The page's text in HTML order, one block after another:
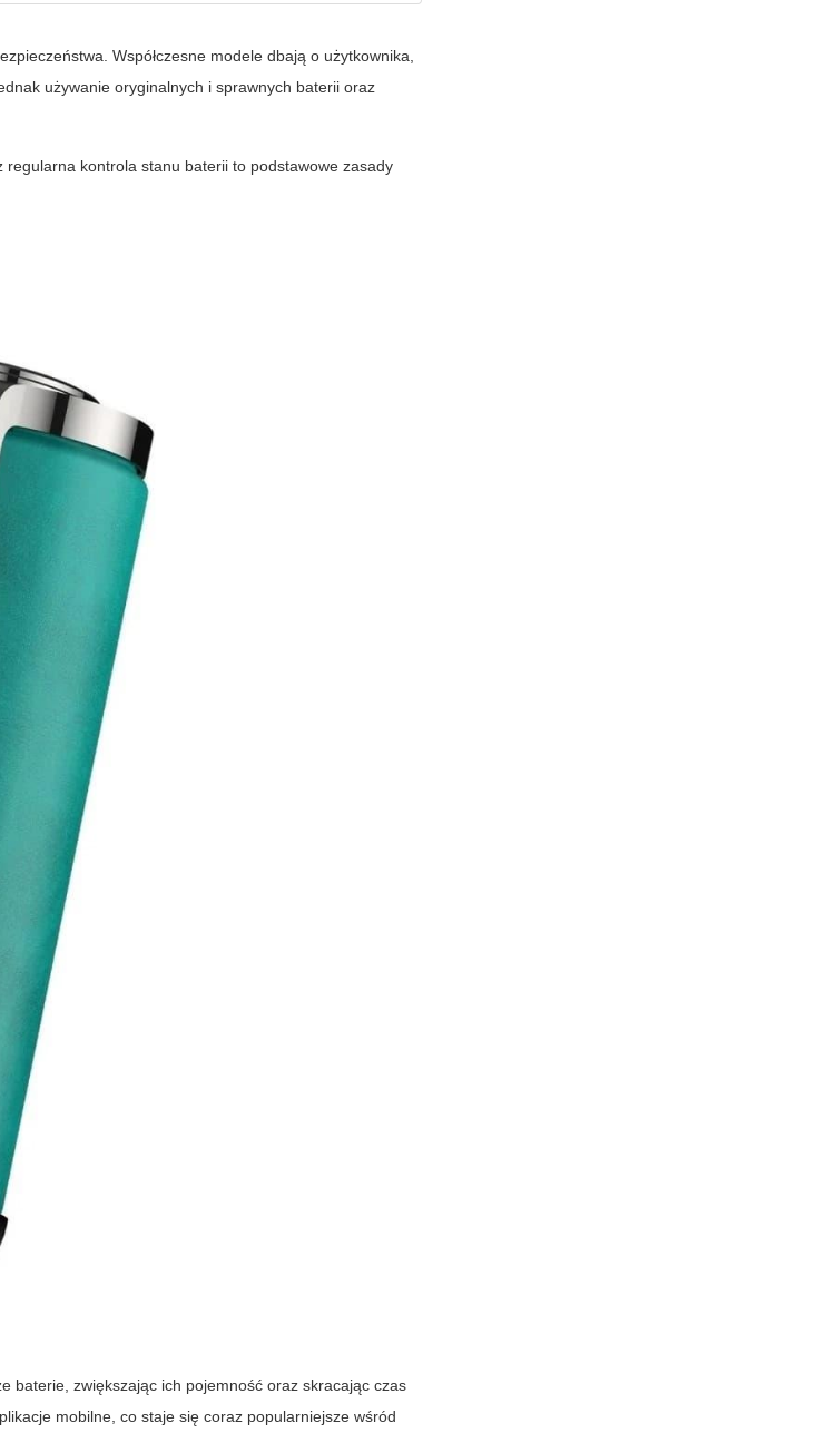
Współczesne modele dbają o użytkownika,
używanie oryginalnych i sprawnych baterii oraz
regularna kontrola stanu baterii to podstawowe zasady
baterie, zwiększając ich pojemność oraz skracając czas
mobilne, co staje się coraz popularniejsze wśród